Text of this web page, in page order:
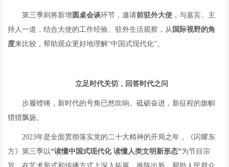
第三季则将新增圆桌会谈环节，邀请前驻外大使 ，与嘉宾、主
持人一道，结合大使的工作经验、驻外生活观察，从 国际视野的角
度来比较，帮助观众更好地理解“中国式现代化”。
立足时代关切，回答时代之问
步履铿锵，新时代的号角已然吹响。砥砺奋进，新征程的旗帜
猎猎飘扬。
2023年是全面贯彻落实党的二十大精神的开局之年，《闪耀东
方》第三季以“读懂中国式现代化 读懂人类文明新形态”为节目宗